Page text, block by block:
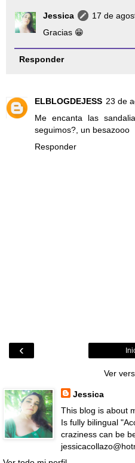
Jessica
17 de
Gracias 😁
Responder
ELBLOGDEJESS 23 de
Me encanta las
seguimos?, un besazooo
Responder
‹
Ver
Jessica
This blog is about
Is fully bilingual
craziness can be